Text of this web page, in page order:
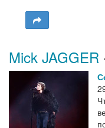
Mick JAGGER